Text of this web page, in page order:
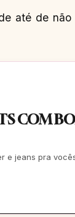
até de
COM
e jeans pra